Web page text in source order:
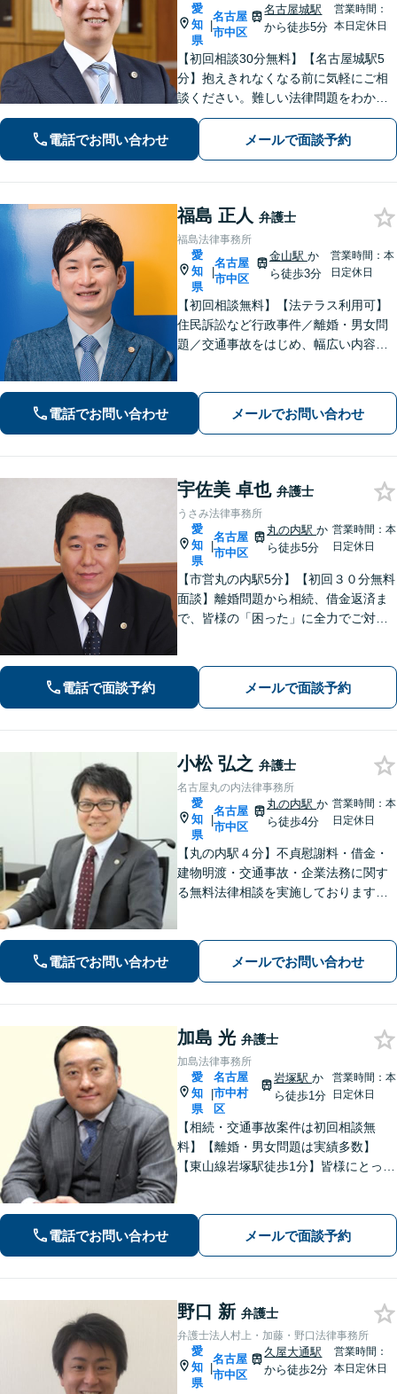
愛
知
県
|
名古屋
市中区
名古屋城駅
から徒歩5分
営業時間：
本日定休日
【初回相談30分無料】【名古屋城駅5
分】抱えきれなくなる前に気軽にご相
談ください。難しい法律問題をわかり
やすく柔らかく説明します。相続・交
通事故・借金債務整理・企業法務な
ど、どうぞご相談ください。
電話でお問い合わせ メールで面談予約
福島 正人 弁護士
福島法律事務所
愛
知
県
|
名古屋
市中区
金山駅 か
ら徒歩3分
営業時間：本
日定休日
【初回相談無料】【法テラス利用可】
住民訴訟など行政事件／離婚・男女問
題／交通事故をはじめ、幅広い内容の
依頼者様にとって納得感の高い解決を
目指します【夜間・休日相談可】【金
電話でお問い合わせ メールでお問い合わせ
宇佐美 卓也 弁護士
うさみ法律事務所
愛
知
県
|
名古屋
市中区
丸の内駅か
ら徒歩5分
営業時間：本
日定休日
【市営丸の内駅5分】【初回３０分無料
面談】離婚問題から相続、借金返済ま
で、皆様の「困った」に全力でご対
続きをサポート。話しやすい弁護士で
す。まずはお気軽にご相談を！
電話で面談予約 メールで面談予約
小松 弘之 弁護士
名古屋丸の内法律事務所
愛
知
県
|
名古屋
市中区
丸の内駅か
ら徒歩4分
営業時間：本
日定休日
【丸の内駅４分】不貞慰謝料・借金・
建物明渡・交通事故・企業法務に関す
る無料法律相談を実施しております。
を法的に早期解決します。
電話でお問い合わせ メールでお問い合わせ
加島 光 弁護士
加島法律事務所
愛
知
県
|
名古屋
市中村
区
岩塚駅 か
ら徒歩1分
営業時間：本
日定休日
【相続・交通事故案件は初回相談無
料】【離婚・男女問題は実績多数】
【東山線岩塚駅徒歩1分】皆様にとって
電話でお問い合わせ メールで面談予約
野口 新 弁護士
弁護士法人村上・加藤・野口法律事務所
愛
知
県
|
名古屋
市中区
久屋大通駅
から徒歩2分
営業時間：
本日定休日